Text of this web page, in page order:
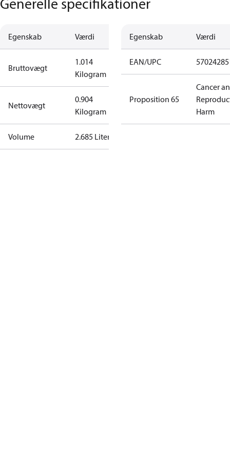
Egenskab Værdi
Bruttovægt
1.014
Kilogram
Nettovægt
0.904
Kilogram
Volume 2.685 Liter
Egenskab Værdi
EAN/UPC
Proposition 65
Cancer
Harm